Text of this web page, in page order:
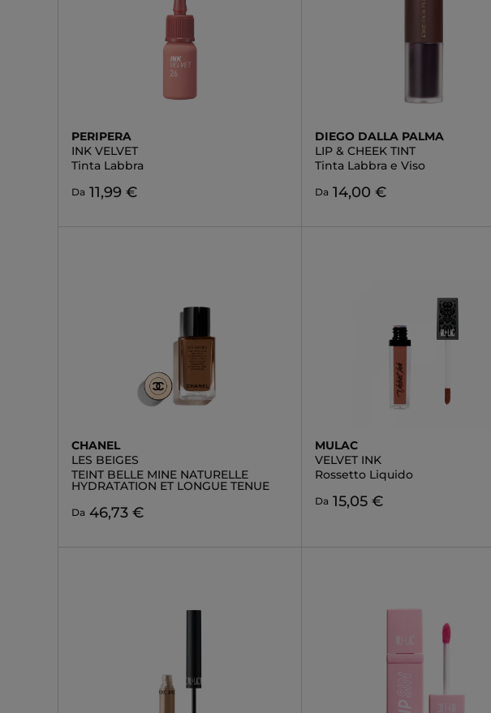
PERIPERA
INK VELVET
Tinta Labbra
Da 11,99 €
DIEGO DALLA PALMA
LIP & CHEEK TINT
Tinta Labbra e Viso
Da 14,00 €
CHANEL
LES BEIGES
TEINT BELLE MINE NATURELLE
HYDRATATION ET LONGUE TENUE
Da 46,73 €
MULAC
VELVET INK
Rossetto Liquido
Da 15,05 €